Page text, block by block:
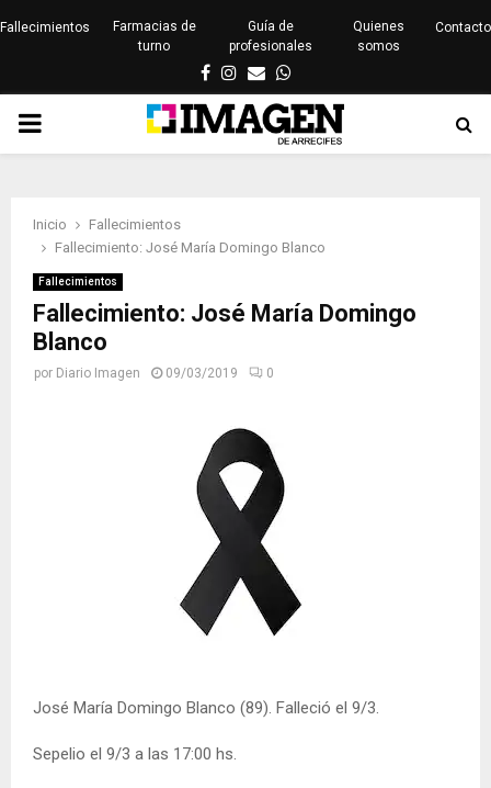
Fallecimientos
Farmacias de
turno
Guía de
profesionales
Quienes
somos
Contacto
Facebook
Instagram
EmailWhatsapp
PRIMARY
Inicio
Fallecimientos
Fallecimiento: José María Domingo Blanco
Fallecimientos
Fallecimiento: José María Domingo
Blanco
por Diario Imagen 09/03/2019 0
José María Domingo Blanco (89). Falleció el 9/3.
Sepelio el 9/3 a las 17:00 hs.